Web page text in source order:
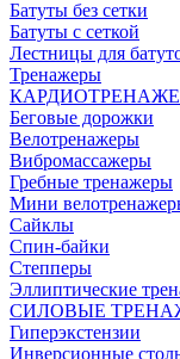
Батуты без сетки
Батуты с сеткой
Лестницы для
Тренажеры
Беговые дорожки
Велотренажеры
Вибромассажеры
Гребные тренажеры
Мини
Сайклы
Спин-байки
Степперы
Эллиптические
СИЛОВЫЕ
Гиперэкстензии
Инверсионные